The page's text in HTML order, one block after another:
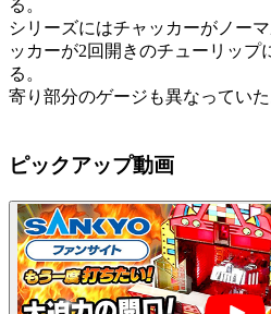
る。
シリーズにはチャッカーがノー
ッカーが2回開きのチューリップ
る。
寄り部分のゲージも異なっていた
ピックアップ動画